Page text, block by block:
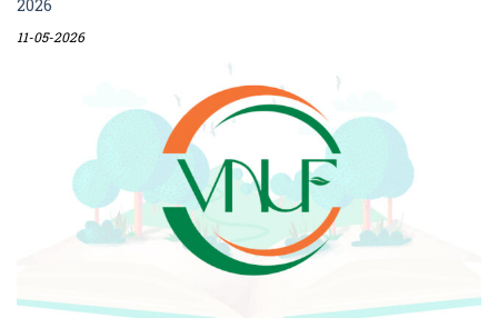
2026
11-05-2026